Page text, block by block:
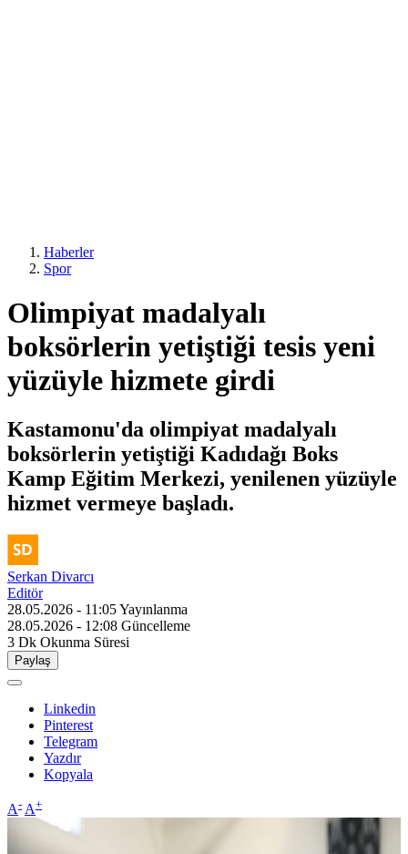
Haberler
Spor
Olimpiyat madalyalı
boksörlerin yetiştiği tesis yeni
yüzüyle hizmete girdi
Kastamonu'da olimpiyat madalyalı
boksörlerin yetiştiği Kadıdağı Boks
Kamp Eğitim Merkezi, yenilenen yüzüyle
hizmet vermeye başladı.
Serkan Divarcı
Editör
28.05.2026 - 11:05Yayınlanma
28.05.2026 - 12:08 Güncelleme
3 Dk Okunma Süresi
Paylaş
Linkedin
Pinterest
Telegram
Yazdır
Kopyala
A- A+